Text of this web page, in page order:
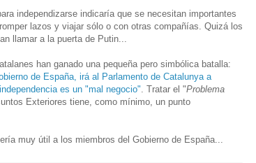
independizarse indicaría que se necesitan importantes
lazos y viajar sólo o con otras compañías. Quizá los
llamar a la puerta de Putin...
han ganado una pequeña pero simbólica batalla:
de España, irá al Parlamento de Catalunya a
es un "mal negocio" . Tratar el "Problema
Exteriores tiene, como mínimo, un punto
muy útil a los miembros del Gobierno de España...